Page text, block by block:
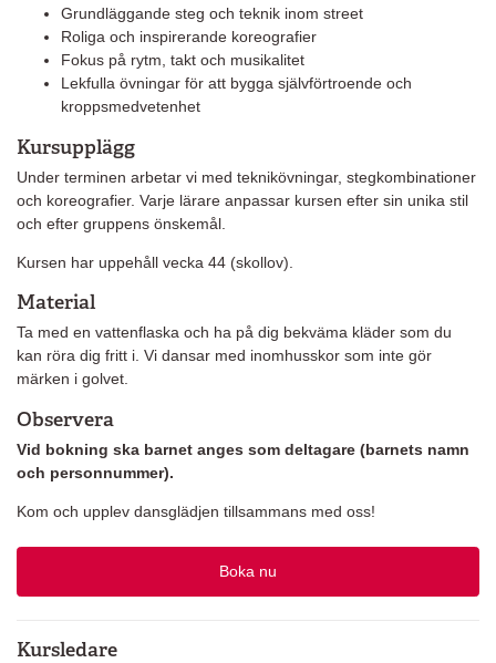
Grundläggande steg och teknik inom street
Roliga och inspirerande koreografier
Fokus på rytm, takt och musikalitet
Lekfulla övningar för att bygga självförtroende och
kroppsmedvetenhet
Kursupplägg
Under terminen arbetar vi med teknikövningar, stegkombinationer
och koreografier. Varje lärare anpassar kursen efter sin unika stil
och efter gruppens önskemål.
Kursen har uppehåll vecka 44 (skollov).
Material
Ta med en vattenflaska och ha på dig bekväma kläder som du
kan röra dig fritt i. Vi dansar med inomhusskor som inte gör
märken i golvet.
Observera
Vid bokning ska barnet anges som deltagare (barnets namn
och personnummer).
Kom och upplev dansglädjen tillsammans med oss!
Boka nu
Kursledare